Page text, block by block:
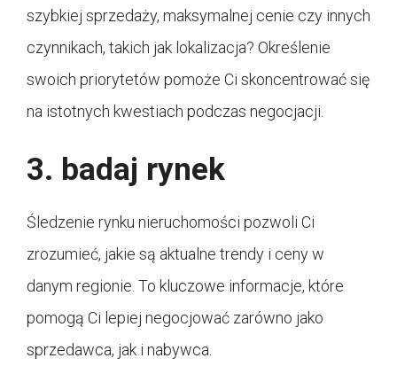
szybkiej sprzedaży, maksymalnej cenie czy innych
czynnikach, takich jak lokalizacja? Określenie
swoich priorytetów pomoże Ci skoncentrować się
na istotnych kwestiach podczas negocjacji.
3. badaj rynek
Śledzenie rynku nieruchomości pozwoli Ci
zrozumieć, jakie są aktualne trendy i ceny w
danym regionie. To kluczowe informacje, które
pomogą Ci lepiej negocjować zarówno jako
sprzedawca, jak i nabywca.